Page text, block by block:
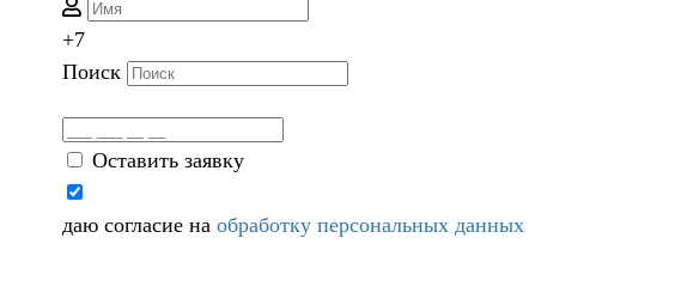
+7
Поиск
Оставить заявку
даю согласие на обработку персональных данных